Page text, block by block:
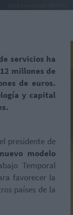
servicios ha
millones de
de euros.
y capital
presidente de
nuevo modelo
Temporal
favorecer la
países de la